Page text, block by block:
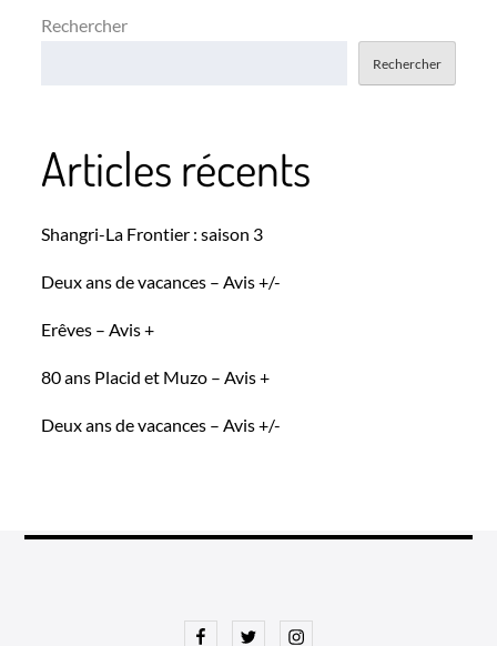
Rechercher
Rechercher
Articles récents
Shangri-La Frontier : saison 3
Deux ans de vacances – Avis +/-
Erêves – Avis +
80 ans Placid et Muzo – Avis +
Deux ans de vacances – Avis +/-
FacebookTwitterInstagram